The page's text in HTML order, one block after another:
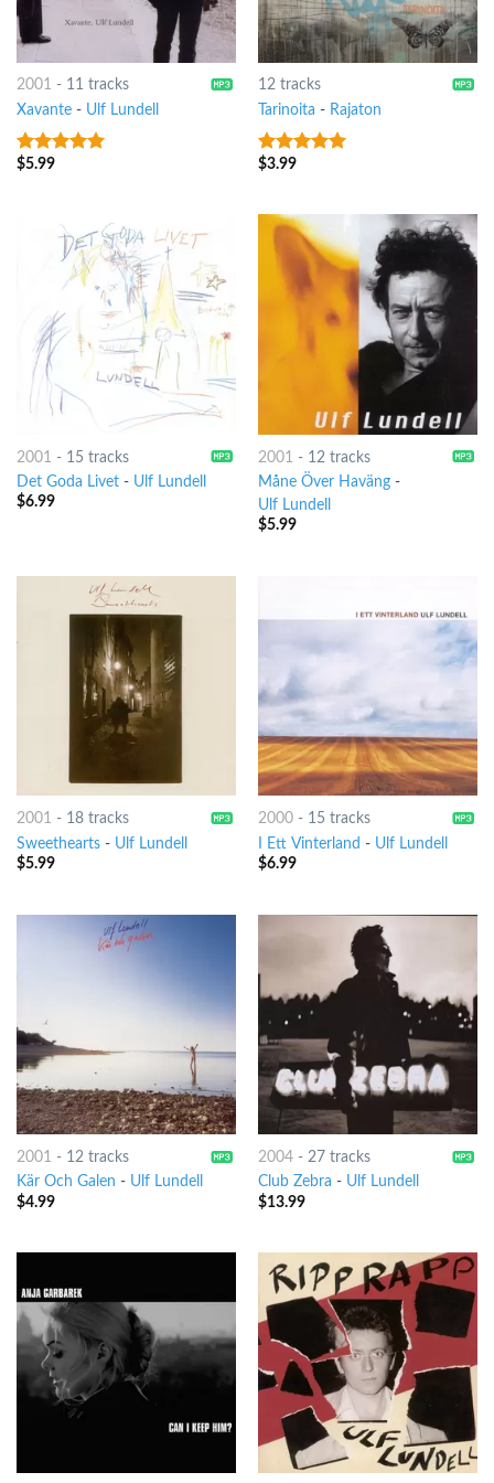
2001 - 11 tracks
Xavante- Ulf Lundell
5out of 5
$5.99
12 tracks
Tarinoita - Rajaton
7out of 5
$3.99
2001 - 15 tracks
Det Goda Livet- Ulf Lundell
$6.99
2001 - 12 tracks
Måne Över Haväng-
Ulf Lundell
$5.99
2001 - 18 tracks
Sweethearts- Ulf Lundell
$5.99
2000- 15 tracks
I Ett Vinterland - Ulf Lundell
$6.99
2001 - 12 tracks
Kär Och Galen - Ulf Lundell
$4.99
2004- 27 tracks
Club Zebra - Ulf Lundell
$13.99